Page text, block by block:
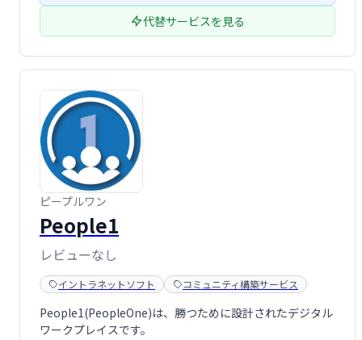
代替サービスを見る
ピープルワン
People1
レビューなし
イントラネットソフト コミュニティ構築サービス
People1(PeopleOne)は、勝つために設計されたデジタル
ワークプレイスです。